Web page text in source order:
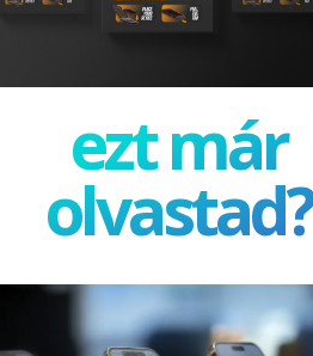
ezt már
olvastad?